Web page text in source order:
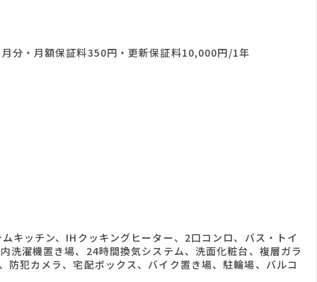
分・月額保証料350円・更新保証料10,000円/1年
キッチン、IHクッキングヒーター、2口コンロ、バス・トイ
洗濯機置き場、24時間換気システム、洗面化粧台、複層ガラ
犯カメラ、宅配ボックス、バイク置き場、駐輪場、バルコ